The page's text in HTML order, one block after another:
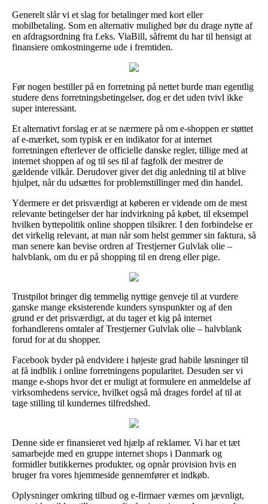
Generelt slår vi et slag for betalinger med kort eller
mobilbetaling. Som en alternativ mulighed bør du drage nytte af
en afdragsordning fra f.eks. ViaBill, såfremt du har til hensigt at
finansiere omkostningerne ude i fremtiden.
Før nogen bestiller på en forretning på nettet burde man egentlig
studere dens forretningsbetingelser, dog er det uden tvivl ikke
super interessant.
Et alternativt forslag er at se nærmere på om e-shoppen er støttet
af e-mærket, som typisk er en indikator for at internet
forretningen efterlever de officielle danske regler, tillige med at
internet shoppen af og til ses til af fagfolk der mestrer de
gældende vilkår. Derudover giver det dig anledning til at blive
hjulpet, når du udsættes for problemstillinger med din handel.
Ydermere er det prisværdigt at køberen er vidende om de mest
relevante betingelser der har indvirkning på købet, til eksempel
hvilken byttepolitik online shoppen tilsikrer. I den forbindelse er
det virkelig relevant, at man når som helst gemmer sin faktura, så
man senere kan bevise ordren af Trestjerner Gulvlak olie –
halvblank, om du er på shopping til en dreng eller pige.
Trustpilot bringer dig temmelig nyttige genveje til at vurdere
ganske mange eksisterende kunders synspunkter og af den
grund er det prisværdigt, at du tager et kig på internet
forhandlerens omtaler af Trestjerner Gulvlak olie – halvblank
forud for at du shopper.
Facebook byder på endvidere i højeste grad habile løsninger til
at få indblik i online forretningens popularitet. Desuden ser vi
mange e-shops hvor det er muligt at formulere en anmeldelse af
virksomhedens service, hvilket også må drages fordel af til at
tage stilling til kundernes tilfredshed.
Denne side er finansieret ved hjælp af reklamer. Vi har et tæt
samarbejde med en gruppe internet shops i Danmark og
formidler butikkernes produkter, og opnår provision hvis en
bruger fra vores hjemmeside gennemfører et indkøb.
Oplysninger omkring tilbud og e-firmaer værnes om jævnligt,